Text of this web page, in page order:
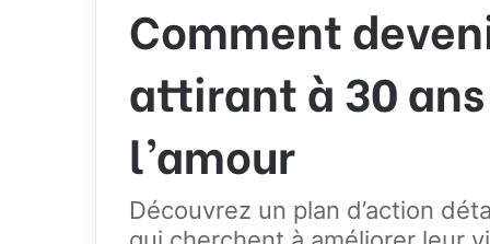
Comment
attirant à 30
l’amour
Découvrez un plan d’action